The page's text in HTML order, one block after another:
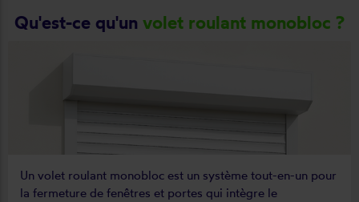
Qu'est-ce qu'un volet roulant monobloc ?
Un volet roulant monobloc est un système tout-en-un pour
la fermeture de fenêtres et portes qui intègre le